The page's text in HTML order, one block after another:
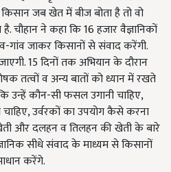
जब खेत में बीज बोता है तो वो
चौहान ने कहा कि 16 हजार वैज्ञानिकों
गांव जाकर किसानों से संवाद करेंगी.
15 दिनों तक अभियान के दौरान
तत्वों व अन्य बातों को ध्यान में रखते
उन्हें कौन-सी फसल उगानी चाहिए,
उर्वरकों का उपयोग कैसे करना
और दलहन व तिलहन की खेती के बारे
सीधे संवाद के माध्यम से किसानों
करेंगे.